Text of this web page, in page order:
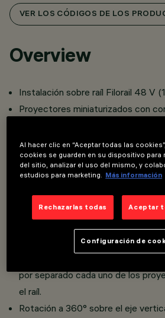
VER LOS CÓDIGOS DE LOS
Overview
Instalación sobre raíl Filorail 48 V
Proyectores miniaturizados con
Conexión del adaptador al raíl sin
LED CoB con alto índice de
Proyector orientable miniaturizado
Cuerpo compuesto por el
conexión al raíl de zamak pintado.
por separado cada uno de los
el raíl.
Rotación a 360° sobre el eje
Al hacer clic en “Aceptar todas las
cookies se guarden en su dispositivo para
del sitio, analizar el uso del mismo, y
estudios para marketing. Más información
Rechazarlas todas Aceptar
Configuración de